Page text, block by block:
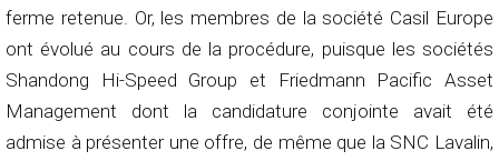
ferme retenue. Or, les membres de la société Casil Europe
ont évolué au cours de la procédure, puisque les sociétés
Shandong Hi-Speed Group et Friedmann Pacific Asset
Management dont la candidature conjointe avait été
admise à présenter une offre, de même que la SNC Lavalin,